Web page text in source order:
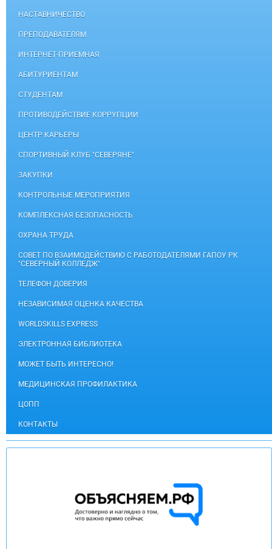
НАСТАВНИЧЕСТВО
ПРЕПОДАВАТЕЛЯМ
ИНТЕРНЕТ-ПРИЕМНАЯ
АБИТУРИЕНТАМ
СТУДЕНТАМ
ПРОТИВОДЕЙСТВИЕ КОРРУПЦИИ
ЦЕНТР КАРЬЕРЫ
СПОРТИВНЫЙ КЛУБ "СЕВЕРЯНЕ"
ЗАКУПКИ
КОНТРОЛЬНЫЕ МЕРОПРИЯТИЯ
КОМПЛЕКСНАЯ БЕЗОПАСНОСТЬ
ОХРАНА ТРУДА
СОВЕТ ПО ВЗАИМОДЕЙСТВИЮ С РАБОТОДАТЕЛЯМИ ГАПОУ РК
"СЕВЕРНЫЙ КОЛЛЕДЖ"
ТЕЛЕФОН ДОВЕРИЯ
НЕЗАВИСИМАЯ ОЦЕНКА КАЧЕСТВА
WORLDSKILLS EXPRESS
ЭЛЕКТРОННАЯ БИБЛИОТЕКА
МОЖЕТ БЫТЬ ИНТЕРЕСНО!
МЕДИЦИНСКАЯ ПРОФИЛАКТИКА
ЦОПП
КОНТАКТЫ